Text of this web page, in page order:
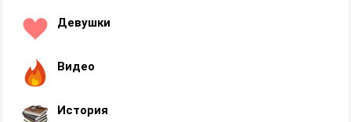
Девушки
Видео
История